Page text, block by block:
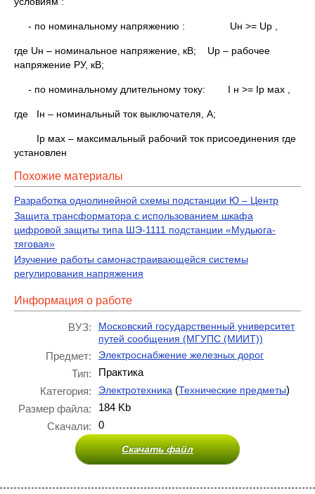
- по номинальному напряжению : Uн >= Uр ,
где Uн – номинальное напряжение, кВ; Uр – рабочее
напряжение РУ, кВ;
- по номинальному длительному току: I н >= Iр мах ,
где Iн – номинальный ток выключателя, А;
Iр мах – максимальный рабочий ток присоединения где
установлен
Похожие материалы
Разработка однолинейной схемы подстанции Ю – Центр
Защита трансформатора с использованием шкафа
цифровой защиты типа ШЭ-1111 подстанции «Мудьюга-
тяговая»
Изучение работы самонастраивающейся системы
регулирования напряжения
Информация о работе
ВУЗ:
Московский государственный университет
путей сообщения (МГУПС (МИИТ))
Предмет: Электроснабжение железных дорог
Тип:
Практика
Категория:
Электротехника (Технические предметы)
Размер файла:
184 Kb
Скачали:
0
Скачать файл